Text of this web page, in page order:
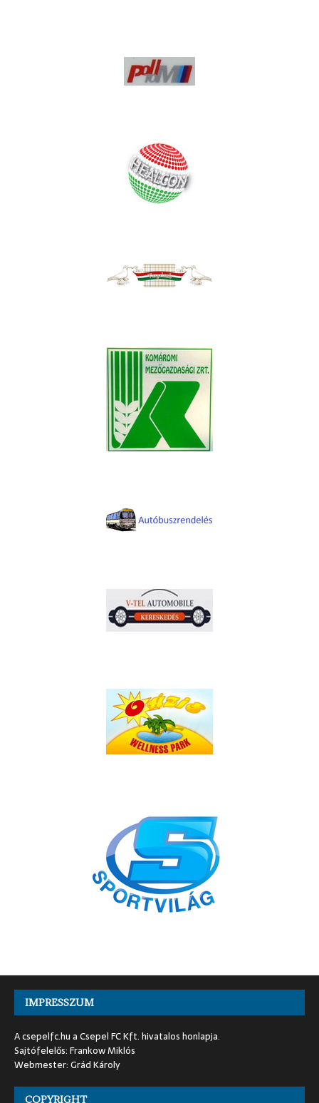
IMPRESSZUM
A csepelfc.hu a Csepel FC Kft. hivatalos honlapja.
Sajtófelelős: Frankow Miklós
Webmester: Grád Károly
COPYRIGHT